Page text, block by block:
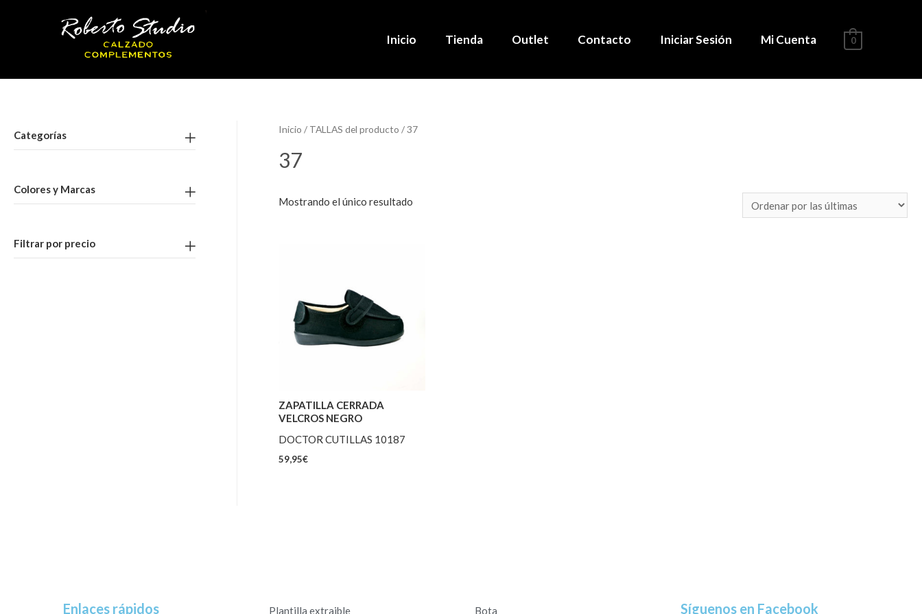
Inicio Tienda Outlet Contacto Iniciar Sesión Mi Cuenta 0
Categorías
Colores y Marcas
Filtrar por precio
Inicio / TALLAS del producto / 37
37
Mostrando el único resultado
ZAPATILLA CERRADA
VELCROS NEGRO
DOCTOR CUTILLAS 10187
59,95€
Enlaces rápidos Plantilla extraible Bota Síguenos en Facebook